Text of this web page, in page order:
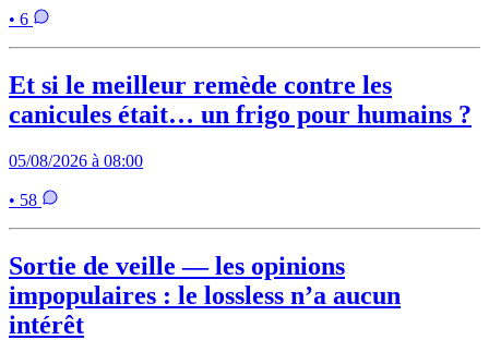
• 6
Et si le meilleur remède contre les
canicules était… un frigo pour humains ?
05/08/2026 à 08:00
• 58
Sortie de veille — les opinions
impopulaires : le lossless n’a aucun
intérêt